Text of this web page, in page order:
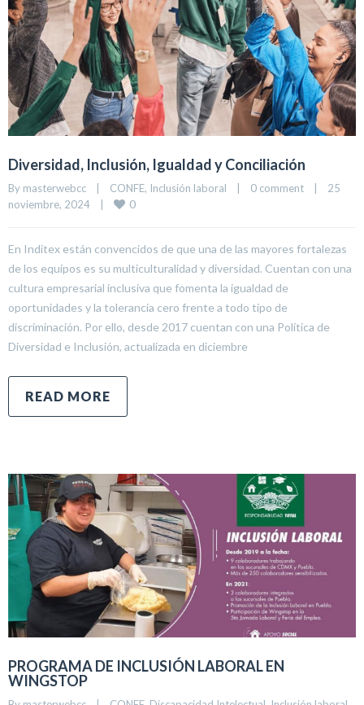
Diversidad, Inclusión, Igualdad y Conciliación
By masterwebcc | CONFE, Inclusión laboral | 0 comment |
25
noviembre, 2024
| 0
En Inditex están convencidos de que una de las mayores fortalezas
de los equipos es su multiculturalidad y diversidad. Cuentan con una
cultura empresarial inclusiva que fomenta la igualdad de
oportunidades y la tolerancia cero frente a todo tipo de
discriminación. Por ello, desde 2017 cuentan con una Política de
Diversidad e Inclusión, actualizada en diciembre
READ MORE
PROGRAMA DE INCLUSIÓN LABORAL EN
WINGSTOP